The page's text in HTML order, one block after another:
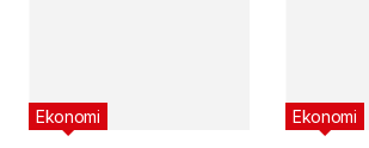
Ekonomi Ekonomi